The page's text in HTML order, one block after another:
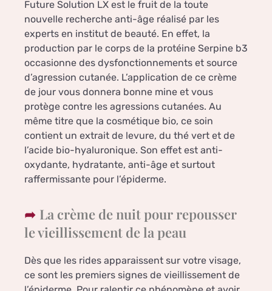
Future Solution LX est le fruit de la toute
nouvelle recherche anti-âge réalisé par les
experts en institut de beauté. En effet, la
production par le corps de la protéine Serpine b3
occasionne des dysfonctionnements et source
d’agression cutanée. L’application de ce crème
de jour vous donnera bonne mine et vous
protège contre les agressions cutanées. Au
même titre que la cosmétique bio, ce soin
contient un extrait de levure, du thé vert et de
l’acide bio-hyaluronique. Son effet est anti-
oxydante, hydratante, anti-âge et surtout
raffermissante pour l’épiderme.
La crème de nuit pour repousser
le vieillissement de la peau
Dès que les rides apparaissent sur votre visage,
ce sont les premiers signes de vieillissement de